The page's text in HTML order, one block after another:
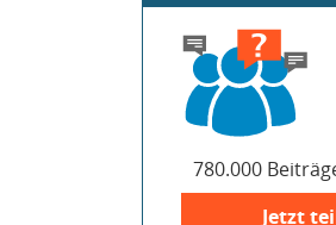
780.000
Jetzt